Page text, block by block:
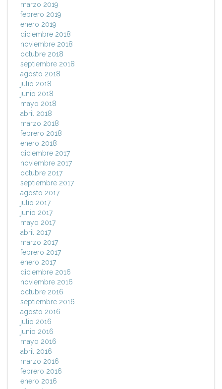
marzo 2019
febrero 2019
enero 2019
diciembre 2018
noviembre 2018
octubre 2018
septiembre 2018
agosto 2018
julio 2018
junio 2018
mayo 2018
abril 2018
marzo 2018
febrero 2018
enero 2018
diciembre 2017
noviembre 2017
octubre 2017
septiembre 2017
agosto 2017
julio 2017
junio 2017
mayo 2017
abril 2017
marzo 2017
febrero 2017
enero 2017
diciembre 2016
noviembre 2016
octubre 2016
septiembre 2016
agosto 2016
julio 2016
junio 2016
mayo 2016
abril 2016
marzo 2016
febrero 2016
enero 2016